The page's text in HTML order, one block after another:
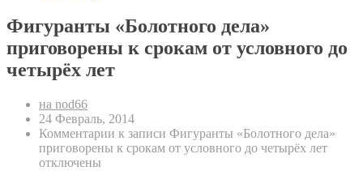
Фигуранты «Болотного дела»
приговорены к срокам от условного до
четырёх лет
на nod66
24 Февраль, 2014
Комментарии к записи Фигуранты «Болотного дела»
приговорены к срокам от условного до четырёх лет
отключены